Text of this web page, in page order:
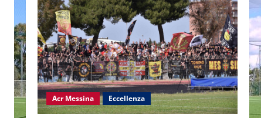
Acr Messina Eccellenza